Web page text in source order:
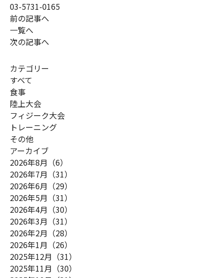
03-5731-0165
前の記事へ
一覧へ
次の記事へ
カテゴリー
すべて
食事
陸上大会
フィジーク大会
トレーニング
その他
アーカイブ
2026年8月（6）
2026年7月（31）
2026年6月（29）
2026年5月（31）
2026年4月（30）
2026年3月（31）
2026年2月（28）
2026年1月（26）
2025年12月（31）
2025年11月（30）